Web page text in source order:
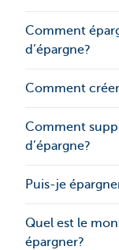
Comment
d’épargne?
Comment
Comment
d’épargne?
Puis-je
Quel est le
épargner?